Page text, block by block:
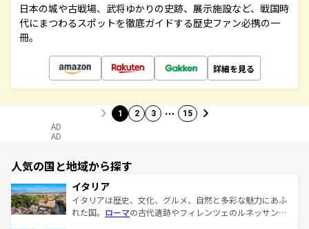
日本の城や古戦場、武将ゆかりの史跡、展示施設など、戦国時
代にまつわるスポットを徹底ガイドする歴史ファン必携の一
冊。
詳細を見る
1 2 3 … 15
AD
AD
人気の国と地域から探す
イタリア
イタリアは歴史、文化、グルメ、自然と多彩な魅力にあふ
れた国。 ローマの古代遺跡やフィレンツェのルネッサンス